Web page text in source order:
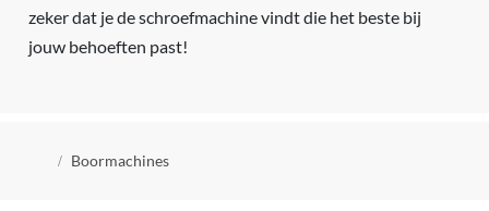
zeker dat je de schroefmachine vindt die het beste bij
jouw behoeften past!
Kruimelpad
Boormachines